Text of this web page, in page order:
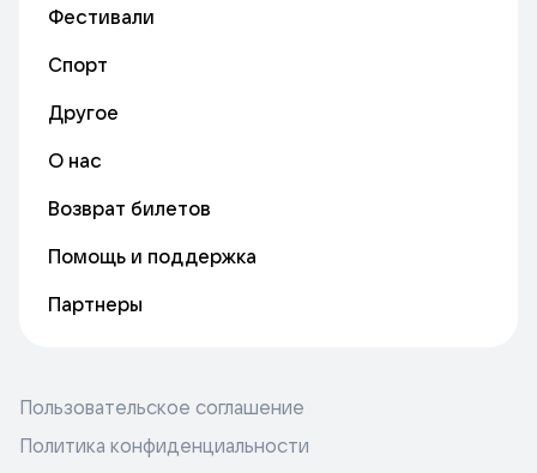
Фестивали
Спорт
Другое
О нас
Возврат билетов
Помощь и поддержка
Партнеры
Пользовательское соглашение
Политика конфиденциальности